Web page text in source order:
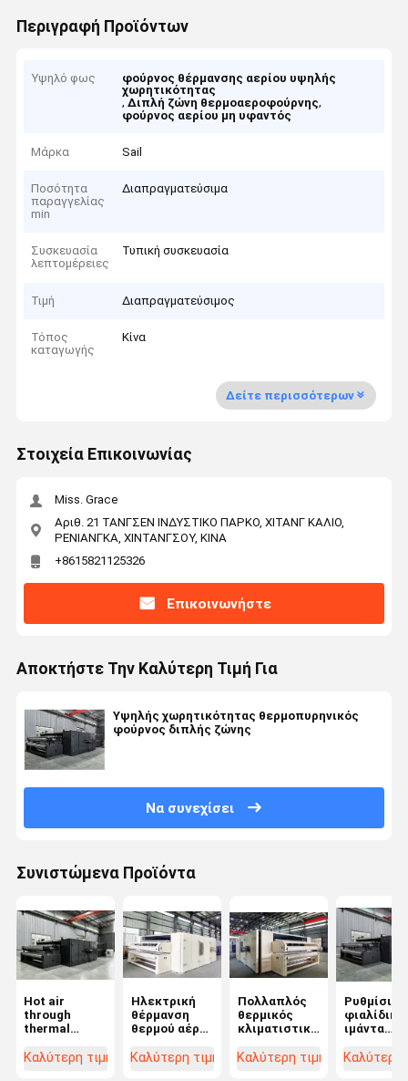
Περιγραφή Προϊόντων
Υψηλό φως
φούρνος θέρμανσης αερίου υψηλής
χωρητικότητας
,Διπλή ζώνη θερμοαεροφούρνης,
φούρνος αερίου μη υφαντός
Μάρκα Sail
Ποσότητα
παραγγελίας
min
Διαπραγματεύσιμα
Συσκευασία
λεπτομέρειες
Τυπική συσκευασία
Τιμή Διαπραγματεύσιμος
Τόπος
καταγωγής
Κίνα
Δείτε περισσότερων
Στοιχεία Επικοινωνίας
Miss. Grace
Αριθ. 21 ΤΑΝΓΣΕΝ ΙΝΔΥΣΤΙΚΟ ΠΑΡΚΟ, ΧΙΤΑΝΓ ΚΑΛΙΟ,
ΡΕΝΙΑΝΓΚΑ, ΧΙΝΤΑΝΓΣΟΥ, ΚΙΝΑ
+8615821125326
Επικοινωνήστε
Αποκτήστε Την Καλύτερη Τιμή Για
Υψηλής χωρητικότητας θερμοπυρηνικός
φούρνος διπλής ζώνης
Να συνεχίσει
Συνιστώμενα Προϊόντα
Hot air
through
thermal
for nonwoven
Καλύτερη τιμή
Ηλεκτρική
θέρμανση
θερμού αέρα
φούρνου
Καλύτερη τιμή
Πολλαπλός
θερμικός
κλιματιστικός
χαμηλή
Καλύτερη τιμή
ιμάντα
θερμικής
Καλύτερη